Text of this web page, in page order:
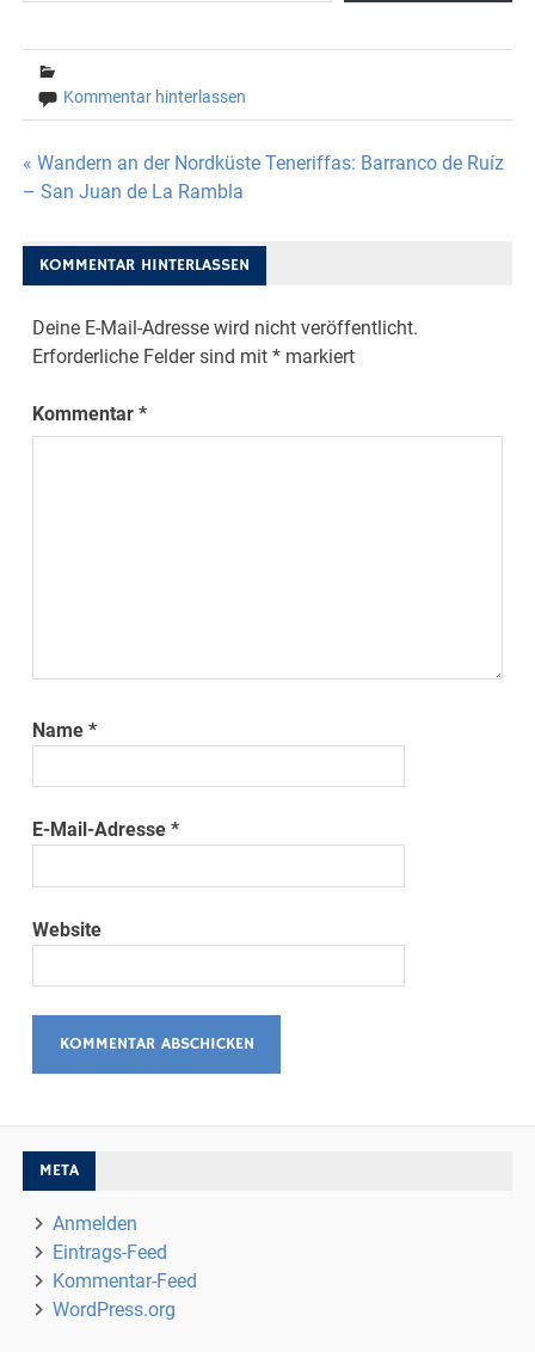
Kommentar hinterlassen
Beitragsnavigation
« Wandern an der Nordküste Teneriffas: Barranco de Ruíz
– San Juan de La Rambla
KOMMENTAR HINTERLASSEN
Deine E-Mail-Adresse wird nicht veröffentlicht.
Erforderliche Felder sind mit* markiert
Kommentar*
Name*
E-Mail-Adresse*
Website
META
Anmelden
Eintrags-Feed
Kommentar-Feed
WordPress.org